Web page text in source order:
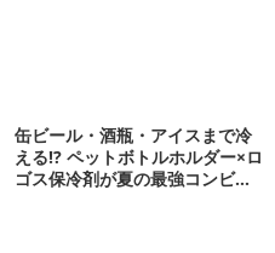
缶ビール・酒瓶・アイスまで冷
える!? ペットボトルホルダー×ロ
ゴス保冷剤が夏の最強コンビだ